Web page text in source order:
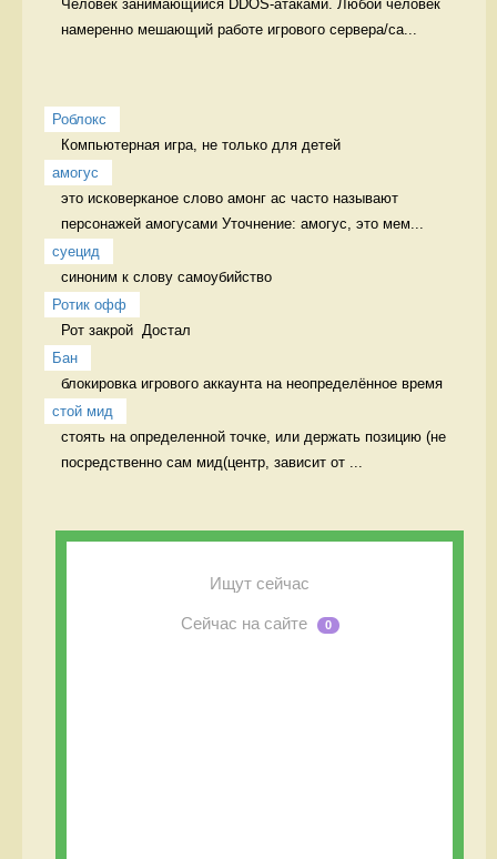
Человек занимающийся DDOS-атаками. Любой человек
намеренно мешающий работе игрового сервера/са...
Роблокс
Компьютерная игра, не только для детей
амогус
это исковерканое слово амонг ас часто называют
персонажей амогусами Уточнение: амогус, это мем...
суецид
синоним к слову самоубийство
Ротик офф
Рот закрой  Достал
Бан
блокировка игрового аккаунта на неопределённое время
стой мид
стоять на определенной точке, или держать позицию (не
посредственно сам мид(центр, зависит от ...
Ищут сейчас
Сейчас на сайте 0